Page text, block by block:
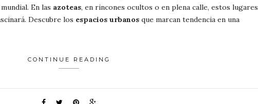
En las azoteas, en rincones ocultos o en plena calle, estos lugares
Descubre los espacios urbanos que marcan tendencia en una
CONTINUE READING